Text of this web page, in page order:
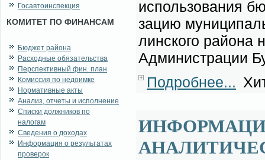
Госавтоинспекция
КОМИТЕТ ПО ФИНАНСАМ
Бюджет района
Расходные обязательства
Перспективный фин. план
Комиссия по недоимке
Нормативные акты
Анализ, отчеты и исполнение
Списки должников по
налогам
Сведения о доходах
Информация о результатах
проверок
ис­поль­зо­ва­ния
за­цию
лин­ско­го рай­о­на
Адми­ни­стра­ции
Подробнее...